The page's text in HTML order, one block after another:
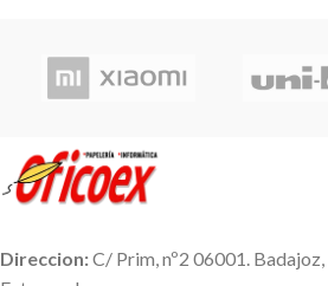
Direccion:C/ Prim, nº2 06001. Badajoz,